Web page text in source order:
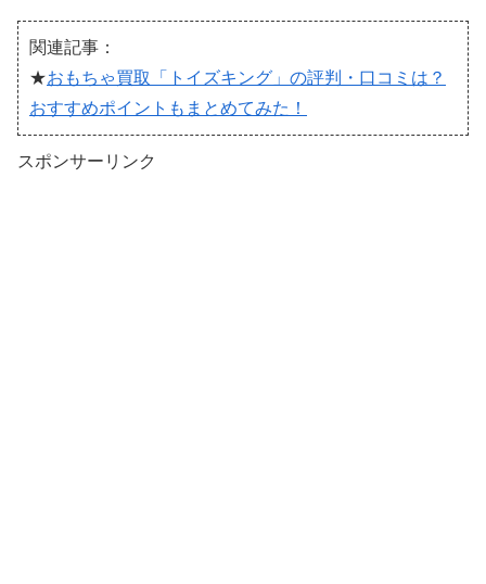
関連記事：
★おもちゃ買取「トイズキング」の評判・口コミは？
おすすめポイントもまとめてみた！
スポンサーリンク